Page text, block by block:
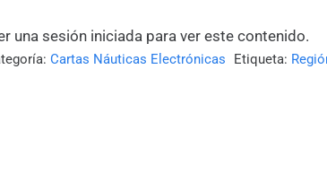
una sesión iniciada para ver este contenido.
Cartas Náuticas Electrónicas Etiqueta: